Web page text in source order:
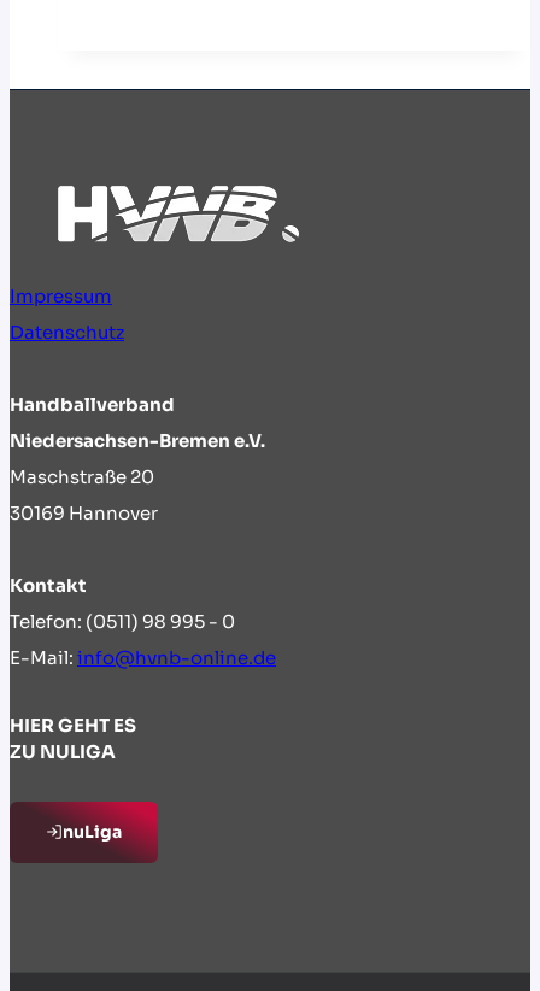
Impressum
Datenschutz
Handballverband
Niedersachsen-Bremen e.V.
Maschstraße 20
30169 Hannover
Kontakt
Telefon: (0511) 98 995 - 0
E-Mail: info@hvnb-online.de
HIER GEHT ES
ZU NULIGA
nuLiga